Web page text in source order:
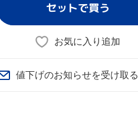
セットで買う
お気に入り追加
値下げのお知らせを受け取る